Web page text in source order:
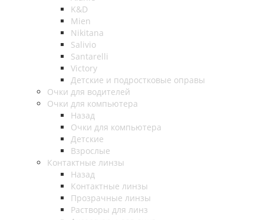
K&D
Mien
Nikitana
Salivio
Santarelli
Victory
Детские и подростковые оправы
Очки для водителей
Очки для компьютера
Назад
Очки для компьютера
Детские
Взрослые
Контактные линзы
Назад
Контактные линзы
Прозрачные линзы
Растворы для линз